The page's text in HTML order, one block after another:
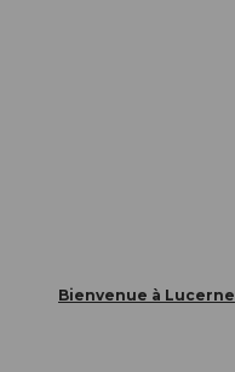
Bienvenue à Lucerne